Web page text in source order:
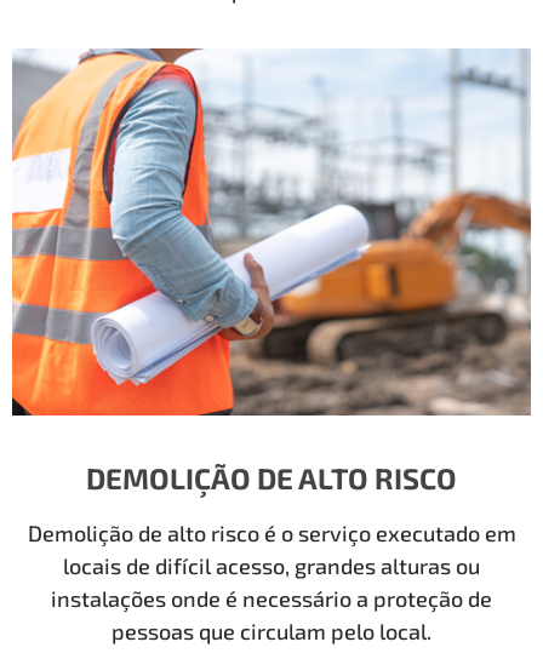
DEMOLIÇÃO DE ALTO RISCO
Demolição de alto risco é o serviço executado em
locais de difícil acesso, grandes alturas ou
instalações onde é necessário a proteção de
pessoas que circulam pelo local.